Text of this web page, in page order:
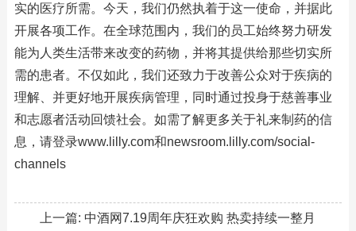
实的医疗所需。今天，我们仍然执着于这一使命，并据此
开展各项工作。在全球范围内，我们的员工始终努力研发
能为人类生活带来改变的药物，并将其提供给那些切实所
需的患者。不仅如此，我们还致力于改善公众对于疾病的
理解、并更好地开展疾病管理，同时通过投身于慈善事业
和志愿者活动回馈社会。如需了解更多关于礼来制药的信
息，请登录www.lilly.com和newsroom.lilly.com/social-
channels
上一篇: 中酒网7.19周年庆狂欢购 热卖持续一整月